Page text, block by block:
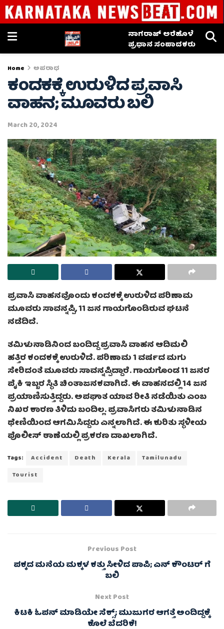
ನಾಗರಾಜ್ ಅರೆಹೊಳೆ
ಪ್ರಧಾನ ಸಂಪಾದಕರು
Home ಅಪರಾಧ
ಕಂದಕಕ್ಕೆ ಉರುಳಿದ ಪ್ರವಾಸಿ
ವಾಹನ; ಮೂವರು ಬಲಿ
March 20, 2024
ಪ್ರವಾಸಿ ವಾಹನವೊಂದು ಕಂದಕಕ್ಕೆ ಉರುಳಿದ ಪರಿಣಾಮ
ಮೂವರು ಸಾವನ್ನಪ್ಪಿ, 11 ಜನ ಗಾಯಗೊಂಡಿರುವ ಘಟನೆ
ನಡೆದಿದೆ.
ತಮಿಳುನಾಡಿನಿಂದ ಬಂದಿದ್ದ ಪ್ರವಾಸಿ ವಾಹನ ಆದಿಮಲಿ
ಹತ್ತಿರ ಕಂದಕಕ್ಕೆ ಉರುಳಿದೆ. ಪರಿಣಾಮ 1 ವರ್ಷದ ಮಗು
ಸೇರಿದಂತೆ ಮೂವರು ಸಾವನ್ನಪ್ಪಿದ್ದಾರೆ. ಗಾಯಗೊಂಡ 11 ಜನರ
ಪೈಕಿ ಇಬ್ಬರ ಸ್ಥಿತಿ ಚಿಂತಾಜನಕವಾಗಿದೆ. ಈ ವಾಹನದಲ್ಲಿ 14 ಜನ
ಪ್ರಯಾಣಿಸುತ್ತಿದ್ದರು. ಅಪಘಾತ ಯಾವ ರೀತಿ ನಡೆಯಿತು ಎಂಬ
ನಿಖರ ಕಾರಣ ತಿಳಿದು ಬಂದಿಲ್ಲ. ಪ್ರವಾಸಿಗರು ತಮಿಳುನಾಡಿನ
ಥೇಣಿಯಿಂದ ಆಗಮಿಸಿದ್ದರು ಎನ್ನಲಾಗಿದೆ. ಈ ಕುರಿತು ಸ್ಥಳೀಯ
ಪೊಲೀಸ್ ಠಾಣೆಯಲ್ಲಿ ಪ್ರಕರಣ ದಾಖಲಾಗಿದೆ.
Tags: Accident Death Kerala
Tamilunadu
Tourist
Previous Post
ಪಕ್ಕದ ಮನೆಯ ಮಕ್ಕಳ ಕತ್ತು ಸೀಳಿದ ಪಾಪಿ; ಎನ್ ಕೌಂಟರ್ ಗೆ
ಬಲಿ
Next Post
ಕಿಟಕಿ ಓಪನ್ ಮಾಡಿಯೇ ಸೆಕ್ಸ್; ಮುಜುಗರ ಆಗತ್ತೆ ಅಂದಿದ್ದಕ್ಕೆ
ಕೊಲೆ ಬೆದರಿಕೆ!